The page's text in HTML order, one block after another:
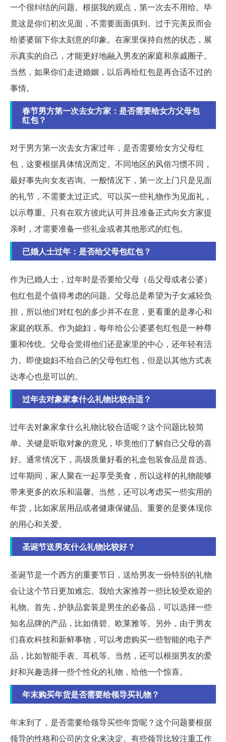
一个很纠结的问题。根据我的观点，第一次去不用给。毕
竟这是你们初次见面，不需要面面俱到。过于完美反而会
给婆婆留下你太刻意的印象。在家里保持自然的状态，展
示真实的自己，才能更好地融入男友的家庭和亲戚圈子。
当然，如果你们走进婚姻，以后再给红包是再合适不过的
事情。
春节男方第一次去女方家：是否需要给女方父母包
红包？
对于男方第一次去女方家过年，是否需要给女方父母红
包，这要根据具体情况而定。不同地区的风俗习惯不同，
最好事先向女友咨询。一般情况下，第一次上门只是见面
的礼节，不需要太过正式。可以买一些礼物作为见面礼，
以示尊重。只有在双方彼此认可并且准备正式向女方家提
亲时，才需要准备一些礼金或者其他形式的红包。
已婚人士过年：是否给父母包红包？
作为已婚人士，过年时是否要给父母（岳父母或者公婆）
包红包是个值得考虑的问题。父母总是希望为子女减轻负
担，所以他们对红包的多少并不在意，更看重的是孝心和
家庭的联系。作为媳妇，每年给公公婆婆包红包是一种尊
重和传统。父母会觉得他们还是家里的中心，还年轻有活
力。即使媳妇不给自己的父母包红包，但是以其他方式表
达孝心也是可以的。
过年去对象家拿什么礼物比较合适？
过年去对象家拿什么礼物比较合适呢？这个问题比较简
单。关键是听取对象的意见，毕竟他们了解自己父母的喜
好。通常情况下，高级质量好看的礼盒包装食品是首选。
过年期间，家人聚在一起享受美食，所以这样的礼物能够
带来更多的欢乐和温馨。当然，还可以考虑买一些实用的
年货，比如家居用品或者健康保健品。重要的是要体现你
的用心和关爱。
圣诞节送男友什么礼物比较好？
圣诞节是一个西方的重要节日，送给男友一份特别的礼物
会让这个节日更加难忘。我给大家推荐一些比较受欢迎的
礼物。首先，护肤品套装是男生的必备品，可以选择一些
知名品牌的产品，比如倩碧、欧莱雅等。另外，由于男友
们喜欢科技和新鲜事物，可以考虑购买一些智能的电子产
品，比如智能手表、耳机等。当然，还可以根据男友的爱
好和兴趣选择一些个性化的礼物，给他一个惊喜。
年末购买年货是否需要给领导买礼物？
年末到了，是否需要给领导买些年货呢？这个问题要根据
领导的性格和公司的文化来决定。有些领导比较注重工作